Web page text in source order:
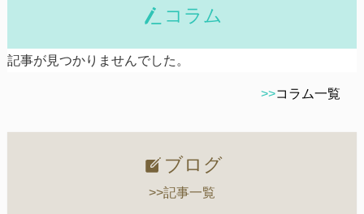
コラム
記事が見つかりませんでした。
>>コラム一覧
ブログ
>>記事一覧